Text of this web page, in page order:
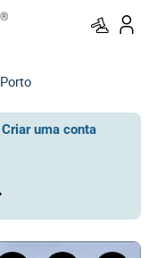
Criar uma conta